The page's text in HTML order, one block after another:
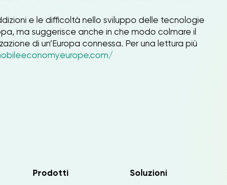
e le difficoltà nello sviluppo delle tecnologie
ma suggerisce anche in che modo colmare il
di un’Europa connessa. Per una lettura più
Prodotti Soluzioni